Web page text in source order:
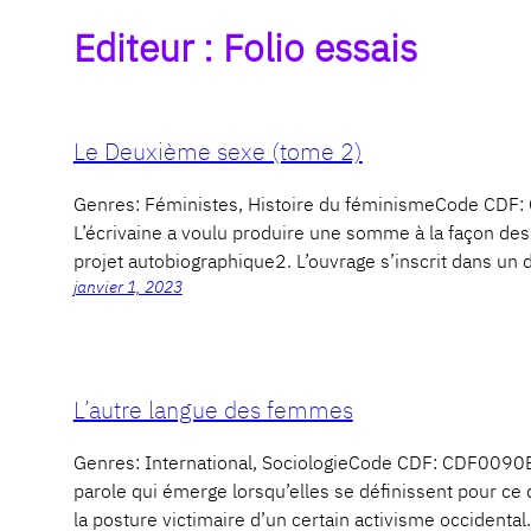
Editeur : Folio essais
Le Deuxième sexe (tome 2)
Genres: Féministes, Histoire du féminismeCode
L’écrivaine a voulu produire une somme à la façon
projet autobiographique2. L’ouvrage s’inscrit dans
janvier 1, 2023
L’autre langue des femmes
Genres: International, SociologieCode CDF:
parole qui émerge lorsqu’elles se définissent pour
la posture victimaire d’un certain activisme